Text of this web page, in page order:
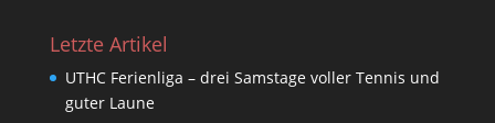
Letzte Artikel
UTHC Ferienliga – drei Samstage voller Tennis und
guter Laune